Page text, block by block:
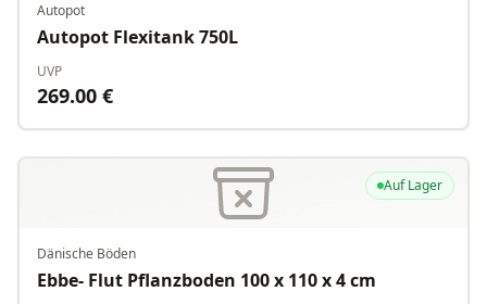
Autopot
Autopot Flexitank 750L
UVP
269.00 €
Auf Lager
Dänische Böden
Ebbe- Flut Pflanzboden 100 x 110 x 4 cm